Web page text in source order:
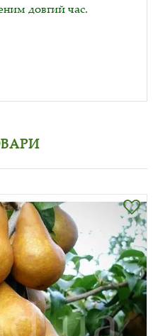
довгий час.